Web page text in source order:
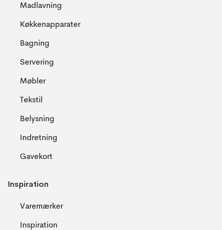
Madlavning
Køkkenapparater
Bagning
Servering
Møbler
Tekstil
Belysning
Indretning
Gavekort
Inspiration
Varemærker
Inspiration